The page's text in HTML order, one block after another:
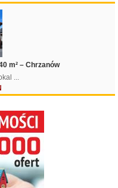
m² – Chrzanów
...